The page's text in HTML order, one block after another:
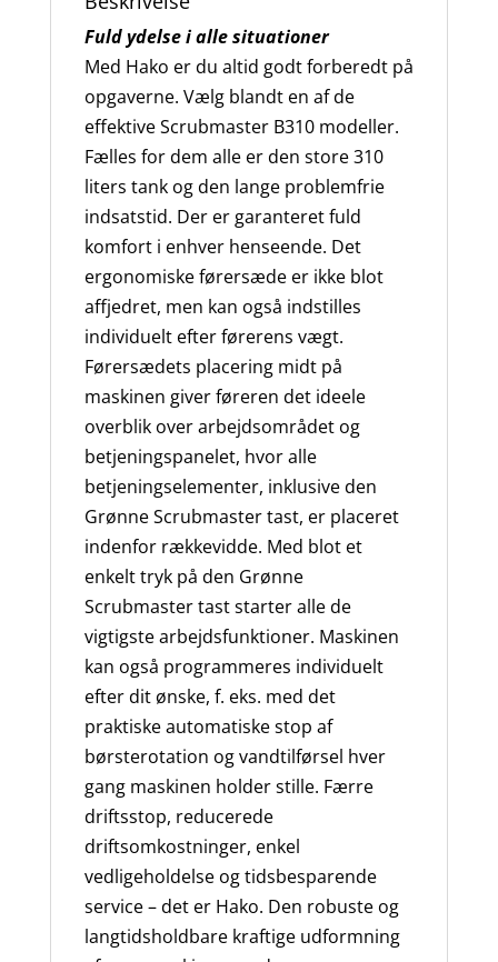
Fuld ydelse i alle situationer
Med Hako er du altid godt forberedt på
opgaverne. Vælg blandt en af de
effektive Scrubmaster B310 modeller.
Fælles for dem alle er den store 310
liters tank og den lange problemfrie
indsatstid. Der er garanteret fuld
komfort i enhver henseende. Det
ergonomiske førersæde er ikke blot
affjedret, men kan også indstilles
individuelt efter førerens vægt.
Førersædets placering midt på
maskinen giver føreren det ideele
overblik over arbejdsområdet og
betjeningspanelet, hvor alle
betjeningselementer, inklusive den
Grønne Scrubmaster tast, er placeret
indenfor rækkevidde. Med blot et
enkelt tryk på den Grønne
Scrubmaster tast starter alle de
vigtigste arbejdsfunktioner. Maskinen
kan også programmeres individuelt
efter dit ønske, f. eks. med det
praktiske automatiske stop af
børsterotation og vandtilførsel hver
gang maskinen holder stille. Færre
driftsstop, reducerede
driftsomkostninger, enkel
vedligeholdelse og tidsbesparende
service – det er Hako. Den robuste og
langtidsholdbare kraftige udformning